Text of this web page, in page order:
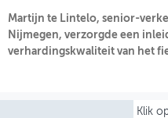
ADRESSENBOEK
OVER FIETSBERAAD
Martijn te Lintelo, senior-
Nijmegen, verzorgde een
verhardingskwaliteit van het
Klik